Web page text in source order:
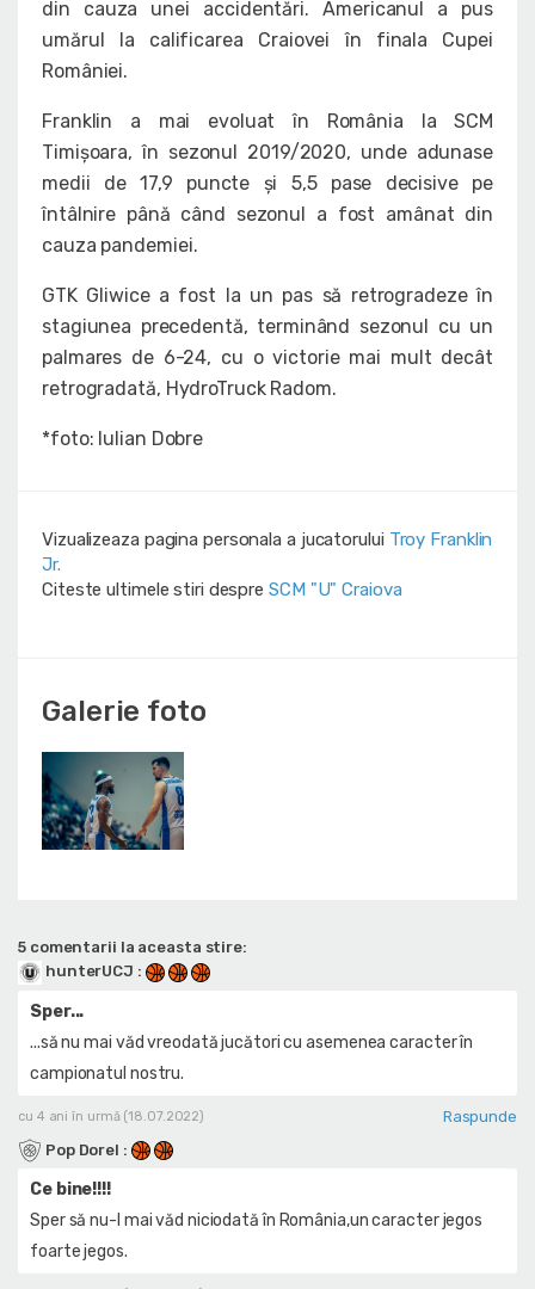
din cauza unei accidentări. Americanul a pus
umărul la calificarea Craiovei în finala Cupei
României.
Franklin a mai evoluat în România la SCM
Timișoara, în sezonul 2019/2020, unde adunase
medii de 17,9 puncte și 5,5 pase decisive pe
întâlnire până când sezonul a fost amânat din
cauza pandemiei.
GTK Gliwice a fost la un pas să retrogradeze în
stagiunea precedentă, terminând sezonul cu un
palmares de 6-24, cu o victorie mai mult decât
retrogradată, HydroTruck Radom.
*foto: Iulian Dobre
Vizualizeaza pagina personala a jucatorului Troy Franklin
Jr.
Citeste ultimele stiri despre SCM "U" Craiova
Galerie foto
5 comentarii la aceasta stire:
hunterUCJ :
Sper...
...să nu mai văd vreodată jucători cu asemenea caracter în
campionatul nostru.
cu 4 ani în urmă (18.07.2022)
Raspunde
Pop Dorel :
Ce bine!!!!
Sper să nu-l mai văd niciodată în România,un caracter jegos
foarte jegos.